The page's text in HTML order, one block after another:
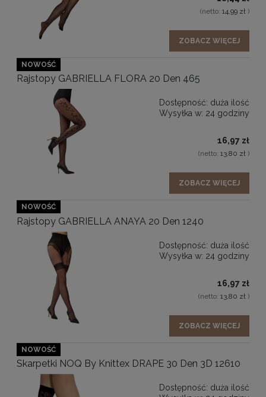
(netto: 14,99 zł )
ZOBACZ WIĘCEJ
Rajstopy GABRIELLA FLORA 20 Den 465
Dostępność: duża ilość
Wysyłka w: 24 godziny
16,97 zł
(netto: 13,80 zł )
ZOBACZ WIĘCEJ
NOWOŚĆ
Rajstopy GABRIELLA ANAYA 20 Den 1240
Dostępność: duża ilość
Wysyłka w: 24 godziny
16,97 zł
(netto: 13,80 zł )
ZOBACZ WIĘCEJ
NOWOŚĆ
Skarpetki NOQ By Knittex DRAPE 30 Den 3D 12610
Dostępność: duża ilość
NOWOŚĆ